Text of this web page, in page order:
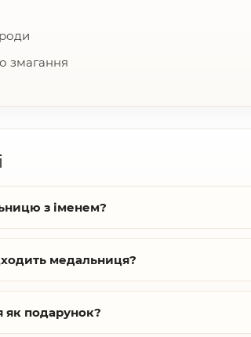
змагання
з іменем?
медальниця?
як подарунок?